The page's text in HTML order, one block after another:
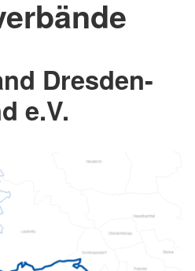
Dresden-
e.V.